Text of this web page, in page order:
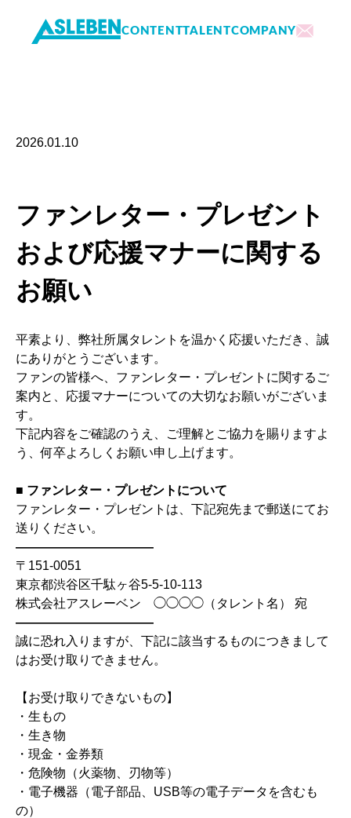
CONTENTTALENTCOMPANY
2026.01.10
ファンレター・プレゼント
および応援マナーに関する
お願い
平素より、弊社所属タレントを温かく応援いただき、誠
にありがとうございます。
ファンの皆様へ、ファンレター・プレゼントに関するご
案内と、応援マナーについての大切なお願いがございま
す。
下記内容をご確認のうえ、ご理解とご協力を賜りますよ
う、何卒よろしくお願い申し上げます。
■ ファンレター・プレゼントについて
ファンレター・プレゼントは、下記宛先まで郵送にてお
送りください。
―――――――――――
〒151-0051
東京都渋谷区千駄ヶ谷5-5-10-113
株式会社アスレーベン ◯◯◯◯（タレント名） 宛
―――――――――――
誠に恐れ入りますが、下記に該当するものにつきまして
はお受け取りできません。
【お受け取りできないもの】
・生もの
・生き物
・現金・金券類
・危険物（火薬物、刃物等）
・電子機器（電子部品、USB等の電子データを含むも
の）